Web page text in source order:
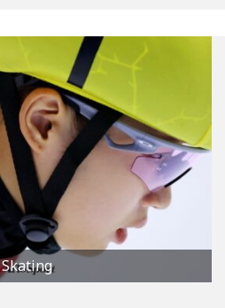
Skating